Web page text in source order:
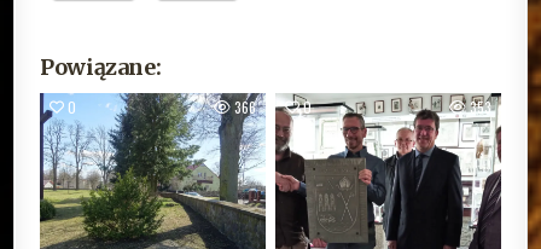
Powiązane:
0 366 0 353